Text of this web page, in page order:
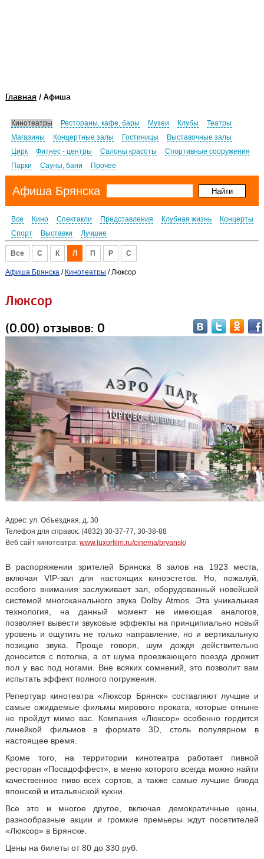
Главная / Афиша
Кинотеатры Рестораны, кафе, бары Музеи Клубы
Театры
Магазины
Концертные залы Гостиницы
Выставочные залы
Цирк
Фитнес - центры Салоны красоты
Спортивные сооружения
Парки
Сауны, бани Прочее
Афиша Брянска
Все Кино Спектакли Представления Клубная жизнь
Концерты
Спорт
Выставки Лучшие
Все C К Л П Р С
Афиша Брянска/ Кинотеатры / Люксор
Люксор
(0.00) отзывов: 0
Адрес: ул. Объездная, д. 30
Телефон для справок: (4832) 30-37-77, 30-38-88
Веб сайт кинотеатра: www.luxorfilm.ru/cinema/bryansk/
В распоряжении зрителей Брянска 8 залов на 1923 места,
включая VIP-зал для настоящих киноэстетов. Но, пожалуй,
особого внимания заслуживает зал, оборудованный новейшей
системой многоканального звука Dolby Atmos. Эта уникальная
технология, на данный момент не имеющая аналогов,
позволяет вывести звуковые эффекты на принципиально новый
уровень и ощутить не только направление, но и вертикальную
позицию звука. Проще говоря, шум дождя действительно
доносится с потолка, а от шума проезжающего поезда дрожит
пол у вас под ногами. Вне всяких сомнений, это позволит вам
испытать эффект полного погружения.
Репертуар кинотеатра «Люксор Брянск» составляют лучшие и
самые ожидаемые фильмы мирового проката, которые отныне
не пройдут мимо вас. Компания «Люксор» особенно гордится
линейкой фильмов в формате 3D, столь популярном в
настоящее время.
Кроме того, на территории кинотеатра работает пивной
ресторан «Посадоффест», в меню которого всегда можно найти
качественное пиво всех сортов, а также самые лучшие блюда
японской и итальянской кухни.
Все это и многое другое, включая демократичные цены,
разнообразные акции и громкие премьеры ждут посетителей
«Люксор» в Брянске.
Цены на билеты от 80 до 330 руб.